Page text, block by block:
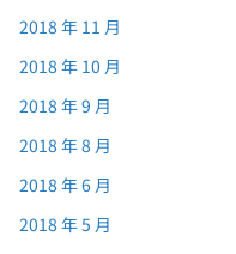
2018 年 11 月
2018 年 10 月
2018 年 9 月
2018 年 8 月
2018 年 6 月
2018 年 5 月